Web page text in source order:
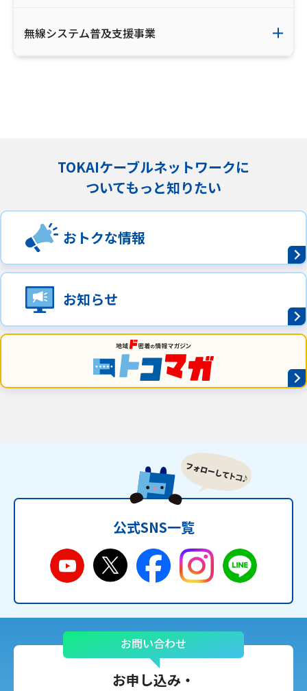
無線システム普及支援事業
TOKAIケーブルネットワークに
ついてもっと知りたい
おトクな情報
お知らせ
公式SNS一覧
お問い合わせ
お申し込み・